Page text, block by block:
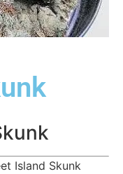
Island Skunk